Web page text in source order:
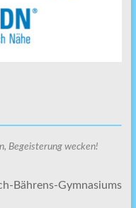
Begeisterung wecken!
Bährens-Gymnasiums